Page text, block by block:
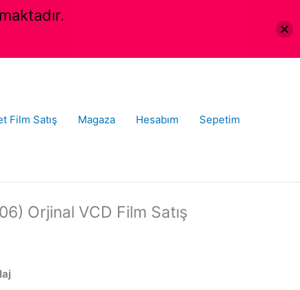
Film Satış Magaza Hesabım Sepetim
Orjinal VCD Film Satış